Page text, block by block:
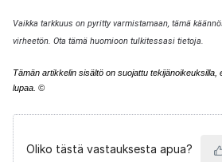
Vaikka tarkkuus on pyritty varmistamaan, tämä
virheetön. Ota tämä huomioon tulkitessasi tietoja.
Tämän artikkelin sisältö on suojattu tekijänoikeuksilla,
lupaa. ©
Oliko tästä vastauksesta apua?